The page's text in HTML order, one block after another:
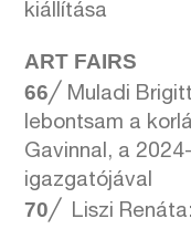
kiállítása
ART FAIRS
66╱ Muladi
lebontsam a
Gavinnal, a
igazgatójával
70╱ Liszi